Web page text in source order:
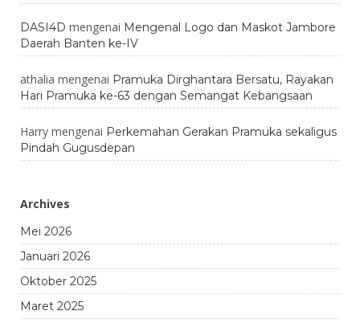
DASI4D mengenai Mengenal Logo dan Maskot Jambore
Daerah Banten ke-IV
athalia mengenai Pramuka Dirghantara Bersatu, Rayakan
Hari Pramuka ke-63 dengan Semangat Kebangsaan
Harry mengenai Perkemahan Gerakan Pramuka sekaligus
Pindah Gugusdepan
Archives
Mei 2026
Januari 2026
Oktober 2025
Maret 2025